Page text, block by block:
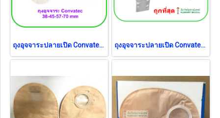
ถุงอุจจาระปลายเปิด Convatec Sur-Fit Natura Opaque รุ่นพื้นฐาน 38 มม. (401501) (1 ชิ้น) ถุงอุจจาระปลายเปิด Convatec Little Ones 32 มม. (401927) (1 ชิ้น)